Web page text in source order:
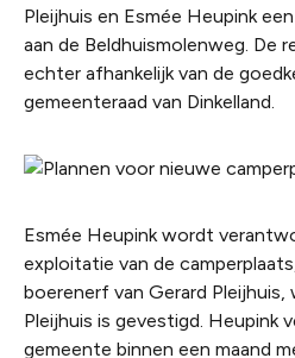
Pleijhuis en Esmée Heupink
aan de Beldhuismolenweg. De
echter afhankelijk van de
gemeenteraad van Dinkelland.
Esmée Heupink wordt
exploitatie van de
boerenerf van Gerard
Pleijhuis is gevestigd. Heupink
gemeente binnen een maand